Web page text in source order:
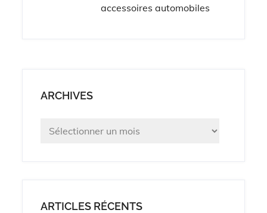
l’articleaccessoires automobiles
ARCHIVES
Archives
ARTICLES RÉCENTS